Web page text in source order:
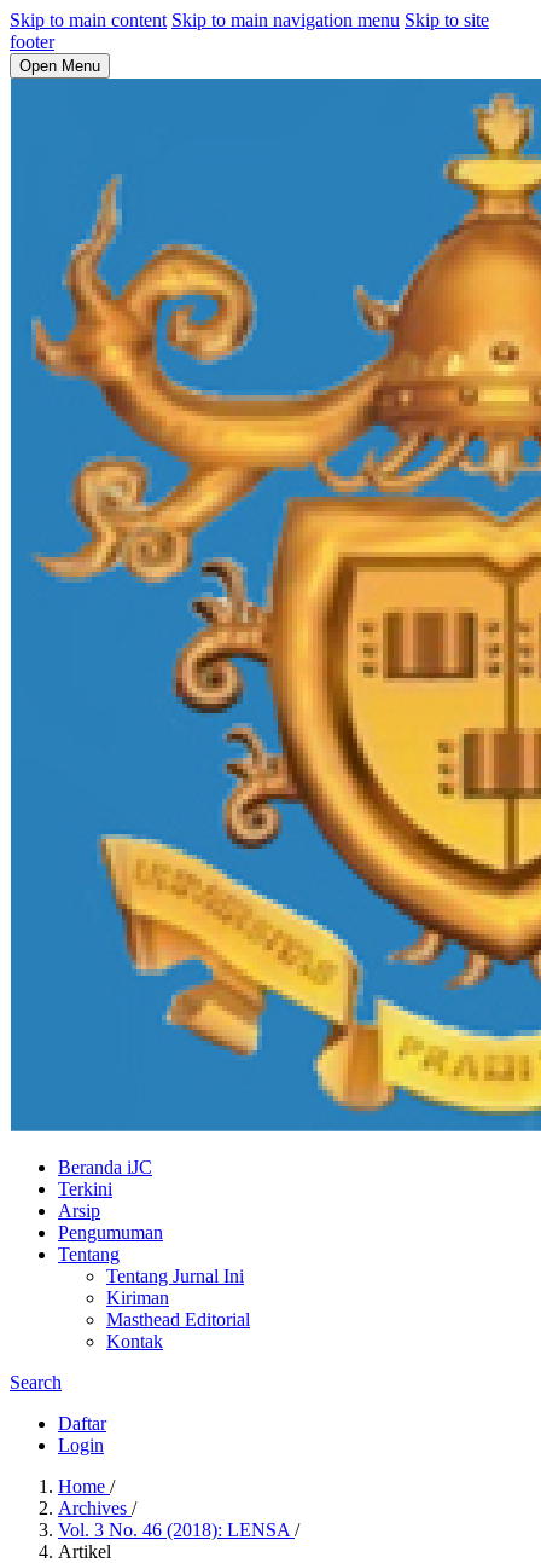
Skip to main content Skip to main navigation menu Skip to site
footer
Open Menu
Beranda iJC
Terkini
Arsip
Pengumuman
Tentang
Tentang Jurnal Ini
Kiriman
Masthead Editorial
Kontak
Search
Daftar
Login
Home /
Archives /
Vol. 3 No. 46 (2018): LENSA /
Artikel